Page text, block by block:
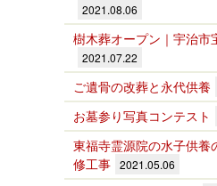
2021.08.06
樹木葬オープン｜宇治市
2021.07.22
ご遺骨の改葬と永代供養
お墓参り写真コンテスト
東福寺霊源院の水子供養
修工事 2021.05.06